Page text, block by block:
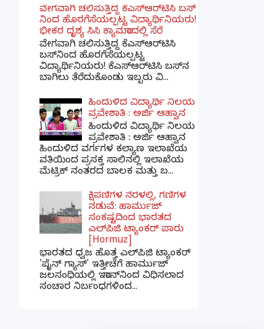
ವೇಗವಾಗಿ ಚಲಿಸುತ್ತಿದ್ದ ಕೆಎಸ್​ಆರ್​ಟಿಸಿ ಬಸ್​
ನಿಂದ ಹೊರಗೆಸೆಯಲ್ಪಟ್ಟ ವಿದ್ಯಾರ್ಥಿನಿಯರು!
ಭೀಕರ ದೃಶ್ಯ ಸಿಸಿ ಕ್ಯಾಮರಾದಲ್ಲಿ ಸೆರೆ
ವೇಗವಾಗಿ ಚಲಿಸುತ್ತಿದ್ದ ಕೆಎಸ್‌ಆರ್‌ಟಿಸಿ
ಬಸ್‌ನಿಂದ ಹೊರಗೆಸೆಯಲ್ಪಟ್ಟ
ವಿದ್ಯಾರ್ಥಿನಿಯರು! ಕೆಎಸ್‌ಆರ್‌ಟಿಸಿ ಬಸ್‌ನ
ಬಾಗಿಲು ತೆರೆದುಕೊಂಡು ಇಬ್ಬರು ವಿ...
ಹಿಂದುಳಿದ ವಿದ್ಯಾರ್ಥಿ ನಿಲಯ
ಪ್ರವೇಶಾತಿ : ಅರ್ಜಿ ಆಹ್ವಾನ
ಹಿಂದುಳಿದ ವಿದ್ಯಾರ್ಥಿ ನಿಲಯ
ಪ್ರವೇಶಾತಿ : ಅರ್ಜಿ ಆಹ್ವಾನ
ಹಿಂದುಳಿದ ವರ್ಗಗಳ ಕಲ್ಯಾಣ ಇಲಾಖೆಯ
ವತಿಯಿಂದ ಪ್ರಸಕ್ತ ಸಾಲಿನಲ್ಲಿ ಇಲಾಖೆಯ
ಮೆಟ್ರಿಕ್ ನಂತರದ ಬಾಲಕ ಮತ್ತು ಬ...
ಕ್ಷಿಪಣಿಗಳ ನೆರಳಲ್ಲಿ, ಗಣಿಗಳ
ನಡುವೆ: ಹಾರ್ಮುಜ್
ಸಂಕಷ್ಟದಿಂದ ಭಾರತದ
ಎಲ್‌ಪಿಜಿ ಟ್ಯಾಂಕರ್ ಪಾರು
[Hormuz]
ಭಾರತದ ಧ್ವಜ ಹೊತ್ತ ಎಲ್‌ಪಿಜಿ ಟ್ಯಾಂಕರ್
'ಪೈನ್ ಗ್ಯಾಸ್' ಇತ್ತೀಚೆಗೆ ಹಾರ್ಮುಜ್
ಜಲಸಂಧಿಯಲ್ಲಿ ಇರಾನ್‌ನಿಂದ ವಿಧಿಸಲಾದ
ಸಂಚಾರ ನಿರ್ಬಂಧಗಳಿಂದ...